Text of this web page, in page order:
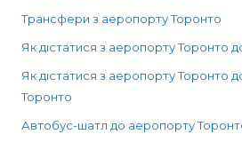
Трансфери з аеропорту Торонто
Як дістатися з аеропорту Торонто
Як дістатися з аеропорту Торонто
Торонто
Автобус-шатл до аеропорту